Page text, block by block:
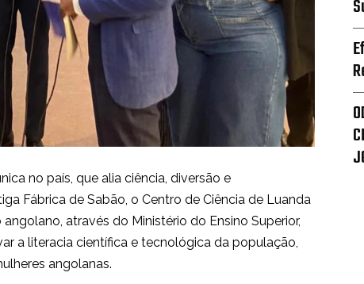
no país, que alia ciência, diversão e
Fábrica de Sabão, o Centro de Ciência de Luanda
através do Ministério do Ensino Superior,
a literacia científica e tecnológica da população,
angolanas.